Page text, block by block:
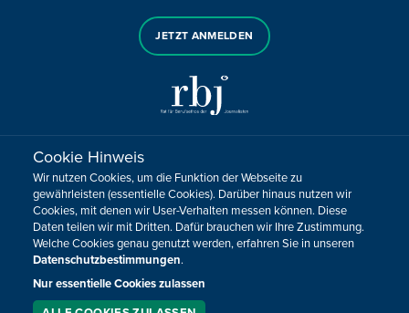
JETZT ANMELDEN
Sie haben noch Fragen oder Anmerkungen?
KONTAKTIEREN SIE UNS!
Impressum Datenschutz Kontakt
Barrierefreiheit
Cookie-Zustimmung anpassen
Design, Konzept & Programmierung:
Cookie Hinweis
Wir nutzen Cookies, um die Funktion der Webseite zu
gewährleisten (essentielle Cookies). Darüber hinaus nutzen wir
Cookies, mit denen wir User-Verhalten messen können. Diese
Daten teilen wir mit Dritten. Dafür brauchen wir Ihre Zustimmung.
Welche Cookies genau genutzt werden, erfahren Sie in unseren
Datenschutzbestimmungen.
Nur essentielle Cookies zulassen